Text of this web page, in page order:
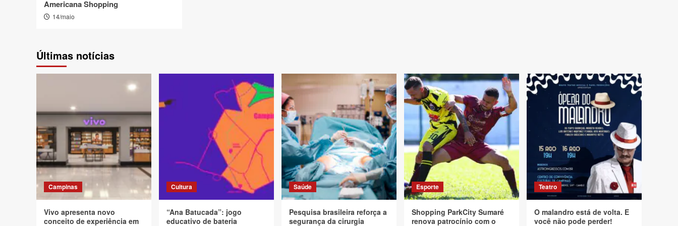
Americana Shopping
14/maio
Últimas notícias
Campinas
Vivo apresenta novo
conceito de experiência em
Cultura
“Ana Batucada”: jogo
educativo de bateria
Saúde
Pesquisa brasileira reforça a
segurança da cirurgia
Esporte
Shopping ParkCity Sumaré
renova patrocínio com o
Teatro
O malandro está de volta. E
você não pode perder!